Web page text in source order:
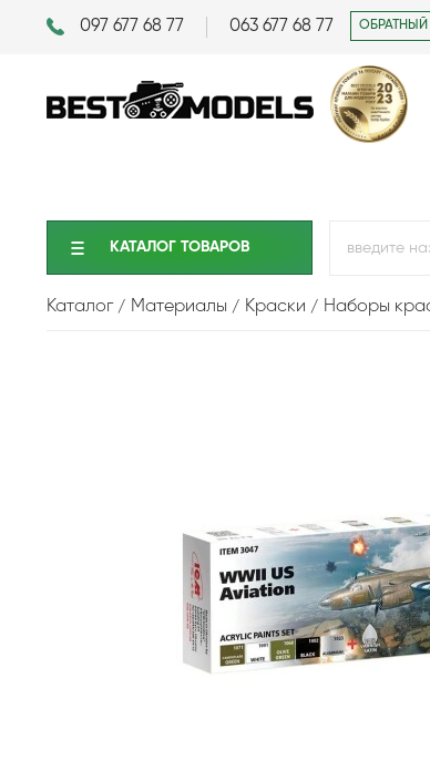
097 677 68 77 063 677 68 77
КАТАЛОГ ТОВАРОВ
Каталог Материалы Краски Наборы